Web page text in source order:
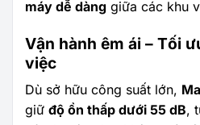
máy dễ dàng giữa các khu
Vận hành êm ái – Tối
việc
Dù sở hữu công suất lớn,
giữ độ ồn thấp dưới 55 dB,